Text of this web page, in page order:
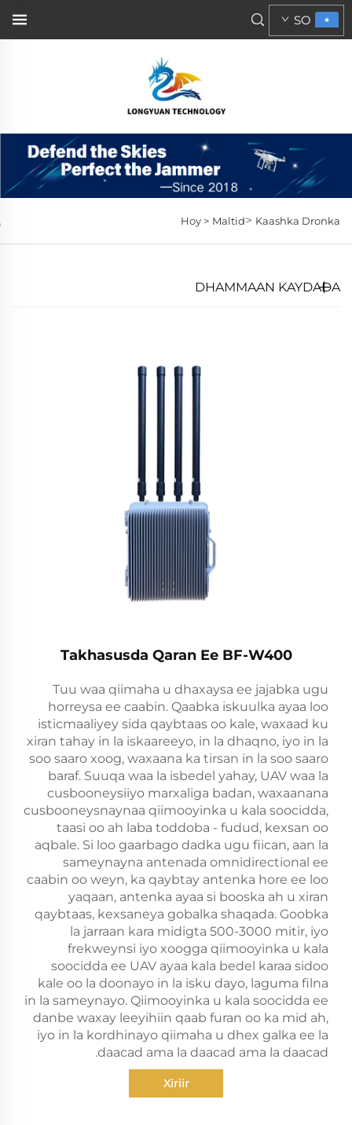
SO
Hoy > Maltid> Kaashka Dronka
DHAMMAAN KAYDADA
Takhasusda Qaran Ee BF-W400
Tuu waa qiimaha u dhaxaysa ee jajabka ugu
horreysa ee caabin. Qaabka iskuulka ayaa loo
isticmaaliyey sida qaybtaas oo kale, waxaad ku
xiran tahay in la iskaareeyo, in la dhaqno, iyo in la
soo saaro xoog, waxaana ka tirsan in la soo saaro
baraf. Suuqa waa la isbedel yahay, UAV waa la
cusbooneysiiyo marxaliga badan, waxaanana
cusbooneysnaynaa qiimooyinka u kala soocidda,
taasi oo ah laba toddoba - fudud, kexsan oo
aqbale. Si loo gaarbago dadka ugu fiican, aan la
sameynayna antenada omnidirectional ee
caabin oo weyn, ka qaybtay antenka hore ee loo
yaqaan, antenka ayaa si booska ah u xiran
qaybtaas, kexsaneya gobalka shaqada. Goobka
la jarraan kara midigta 500-3000 mitir, iyo
frekweynsi iyo xoogga qiimooyinka u kala
soocidda ee UAV ayaa kala bedel karaa sidoo
kale oo la doonayo in la isku dayo, laguma filna
in la sameynayo. Qiimooyinka u kala soocidda ee
danbe waxay leeyihiin qaab furan oo ka mid ah,
iyo in la kordhinayo qiimaha u dhex galka ee la
daacad ama la daacad ama la daacad.
Xiriir